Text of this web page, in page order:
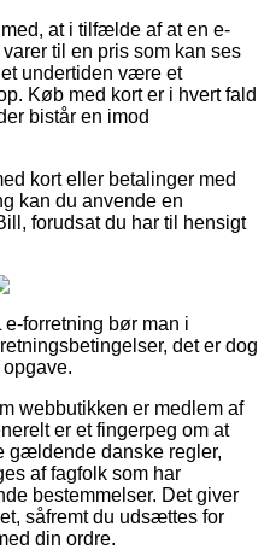
at i tilfælde af at en e-
til en pris som kan ses
undertiden være et
Køb med kort er i hvert fald
bistår en imod
kort eller betalinger med
kan du anvende en
forudsat du har til hensigt
forretning bør man i
det er dog
webbutikken er medlem af
er et fingerpeg om at
gældende danske regler,
af fagfolk som har
bestemmelser. Det giver
såfremt du udsættes for
din ordre.